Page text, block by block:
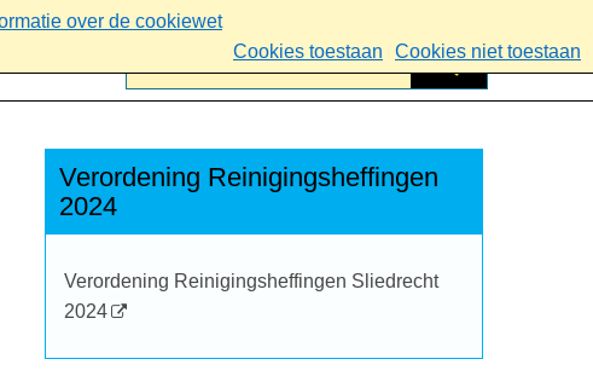
over de cookiewet
Cookies toestaan
Cookies niet toestaan
Verordening Reinigingsheffingen
2024
Verordening Reinigingsheffingen Sliedrecht
2024